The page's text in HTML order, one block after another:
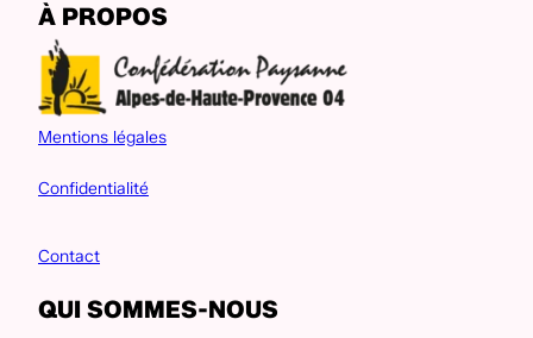
À PROPOS
Mentions légales
Confidentialité
Contact
QUI SOMMES-NOUS